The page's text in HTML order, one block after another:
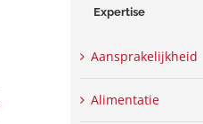
Expertise
Aansprakelijkheid
Alimentatie